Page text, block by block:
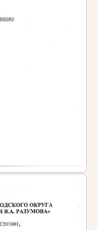
специальной
вышестоящих
могут
контроля 1 и 2
ТК РФ и прочих